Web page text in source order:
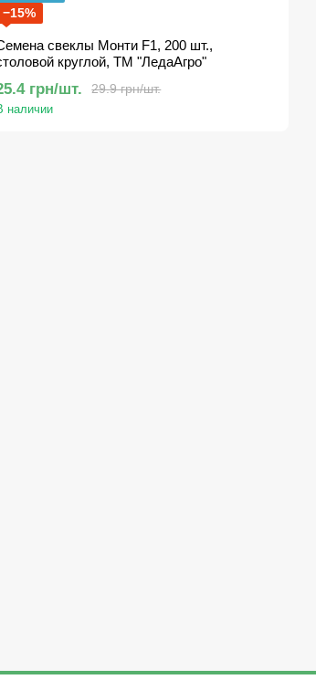
−15%
свеклы Монти F1, 200 шт.,
круглой, ТМ "ЛедаАгро"
29.9 грн/шт.
грн/шт.
наличии